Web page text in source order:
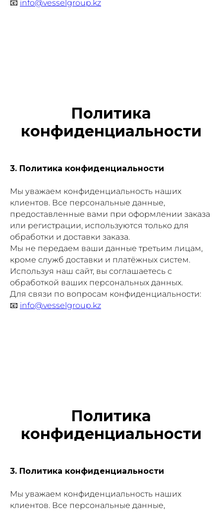
📧 info@vesselgroup.kz
Политика
конфиденциальности
3. Политика конфиденциальности
Мы уважаем конфиденциальность наших
клиентов. Все персональные данные,
предоставленные вами при оформлении заказа
или регистрации, используются только для
обработки и доставки заказа.
Мы не передаем ваши данные третьим лицам,
кроме служб доставки и платёжных систем.
Используя наш сайт, вы соглашаетесь с
обработкой ваших персональных данных.
Для связи по вопросам конфиденциальности:
📧 info@vesselgroup.kz
Политика
конфиденциальности
3. Политика конфиденциальности
Мы уважаем конфиденциальность наших
клиентов. Все персональные данные,